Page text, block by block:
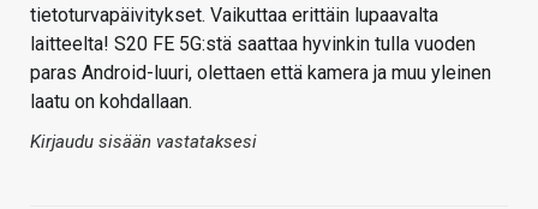
tietoturvapäivitykset. Vaikuttaa erittäin lupaavalta
laitteelta! S20 FE 5G:stä saattaa hyvinkin tulla vuoden
paras Android-luuri, olettaen että kamera ja muu yleinen
laatu on kohdallaan.
Kirjaudu sisään vastataksesi